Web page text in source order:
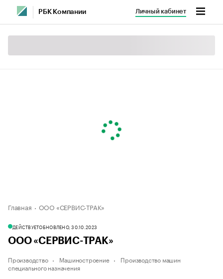
РБК Компании Личный кабинет
Главная ООО «СЕРВИС-ТРАК»
ДЕЙСТВУЕТОБНОВЛЕНО, 30.10.2023
ООО «СЕРВИС-ТРАК»
Производство Машиностроение
Производство машин
специального назначения